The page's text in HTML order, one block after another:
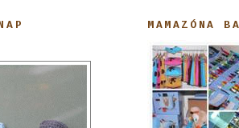
MAMAZÓNA